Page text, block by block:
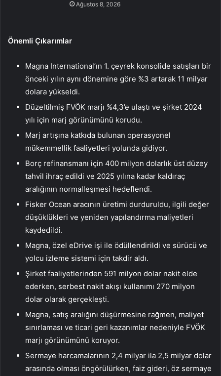
Ağustos 8, 2026
Önemli Çıkarımlar
Magna International’ın 1. çeyrek konsolide satışları bir
önceki yılın aynı dönemine göre %3 artarak 11 milyar
dolara yükseldi.
Düzeltilmiş FVÖK marjı %4,3’e ulaştı ve şirket 2024
yılı için marj görünümünü korudu.
Marj artışına katkıda bulunan operasyonel
mükemmellik faaliyetleri yolunda gidiyor.
Borç refinansmanı için 400 milyon dolarlık üst düzey
tahvil ihraç edildi ve 2025 yılına kadar kaldıraç
aralığının normalleşmesi hedeflendi.
Fisker Ocean aracının üretimi durduruldu, ilgili değer
düşüklükleri ve yeniden yapılandırma maliyetleri
kaydedildi.
Magna, özel eDrive işi ile ödüllendirildi ve sürücü ve
yolcu izleme sistemi için takdir aldı.
Şirket faaliyetlerinden 591 milyon dolar nakit elde
ederken, serbest nakit akışı kullanımı 270 milyon
dolar olarak gerçekleşti.
Magna, satış aralığını düşürmesine rağmen, maliyet
sınırlaması ve ticari geri kazanımlar nedeniyle FVÖK
marjı görünümünü koruyor.
Sermaye harcamalarının 2,4 milyar ila 2,5 milyar dolar
arasında olması öngörülürken, faiz gideri, öz sermaye